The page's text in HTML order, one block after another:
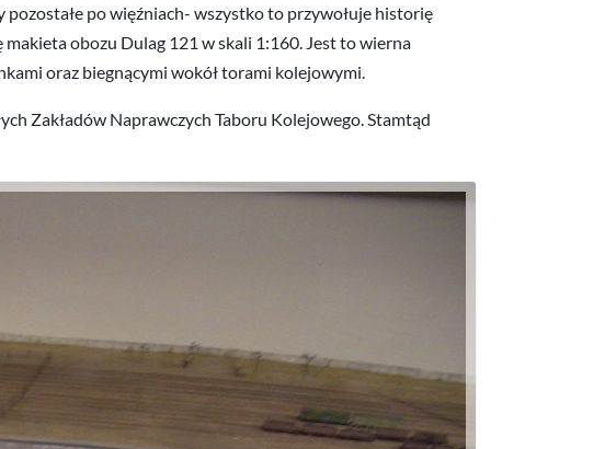
po więźniach- wszystko to przywołuje historię
obozu Dulag 121 w skali 1:160. Jest to wierna
oraz biegnącymi wokół torami kolejowymi.
Zakładów Naprawczych Taboru Kolejowego. Stamtąd